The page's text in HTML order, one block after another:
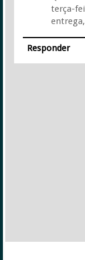
terça-
Responder